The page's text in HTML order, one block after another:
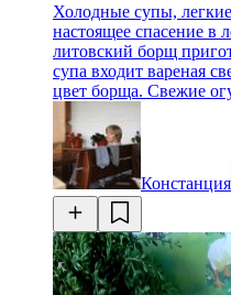
Холодные супы,
настоящее спасение
литовский борщ
супа входит вареная
цвет борща. Свежие
Констанция